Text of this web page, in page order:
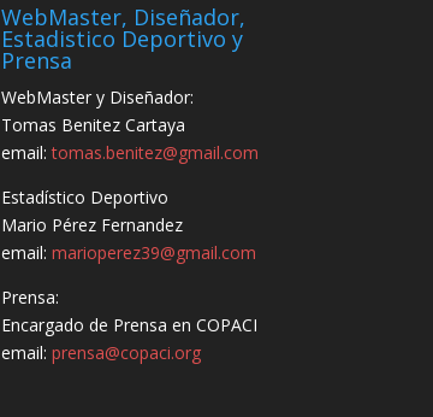
WebMaster, Diseñador,
Estadistico Deportivo y
Prensa
WebMaster y Diseñador:
Tomas Benitez Cartaya
email:tomas.benitez@gmail.com
Estadístico Deportivo
Mario Pérez Fernandez
email:marioperez39@gmail.com
Prensa:
Encargado de Prensa en COPACI
email:prensa@copaci.org